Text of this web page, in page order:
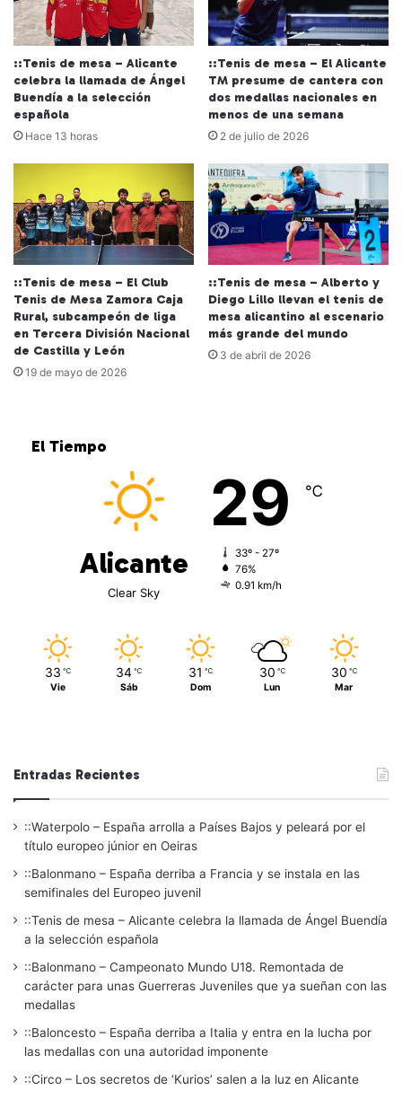
::Tenis de mesa – Alicante
celebra la llamada de Ángel
Buendía a la selección
española
Hace 13 horas
::Tenis de mesa – El Alicante
TM presume de cantera con
dos medallas nacionales en
menos de una semana
2 de julio de 2026
::Tenis de mesa – El Club
Tenis de Mesa Zamora Caja
Rural, subcampeón de liga
en Tercera División Nacional
de Castilla y León
19 de mayo de 2026
::Tenis de mesa – Alberto y
Diego Lillo llevan el tenis de
mesa alicantino al escenario
más grande del mundo
3 de abril de 2026
El Tiempo
Alicante
Clear Sky
29 ℃
33º - 27º
76%
0.91 km/h
33 ℃
Vie
34 ℃
Sáb
31 ℃
Dom
30 ℃
Lun
30 ℃
Mar
Entradas Recientes
::Waterpolo – España arrolla a Países Bajos y peleará por el
título europeo júnior en Oeiras
::Balonmano – España derriba a Francia y se instala en las
semifinales del Europeo juvenil
::Tenis de mesa – Alicante celebra la llamada de Ángel Buendía
a la selección española
::Balonmano – Campeonato Mundo U18. Remontada de
carácter para unas Guerreras Juveniles que ya sueñan con las
medallas
::Baloncesto – España derriba a Italia y entra en la lucha por
las medallas con una autoridad imponente
::Circo – Los secretos de ‘Kurios’ salen a la luz en Alicante